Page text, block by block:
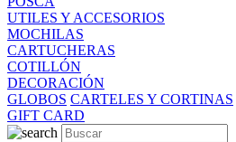
UTILES Y ACCESORIOS
MOCHILAS
CARTUCHERAS
COTILLÓN
DECORACIÓN
GLOBOS CARTELES Y CORTINAS
GIFT CARD